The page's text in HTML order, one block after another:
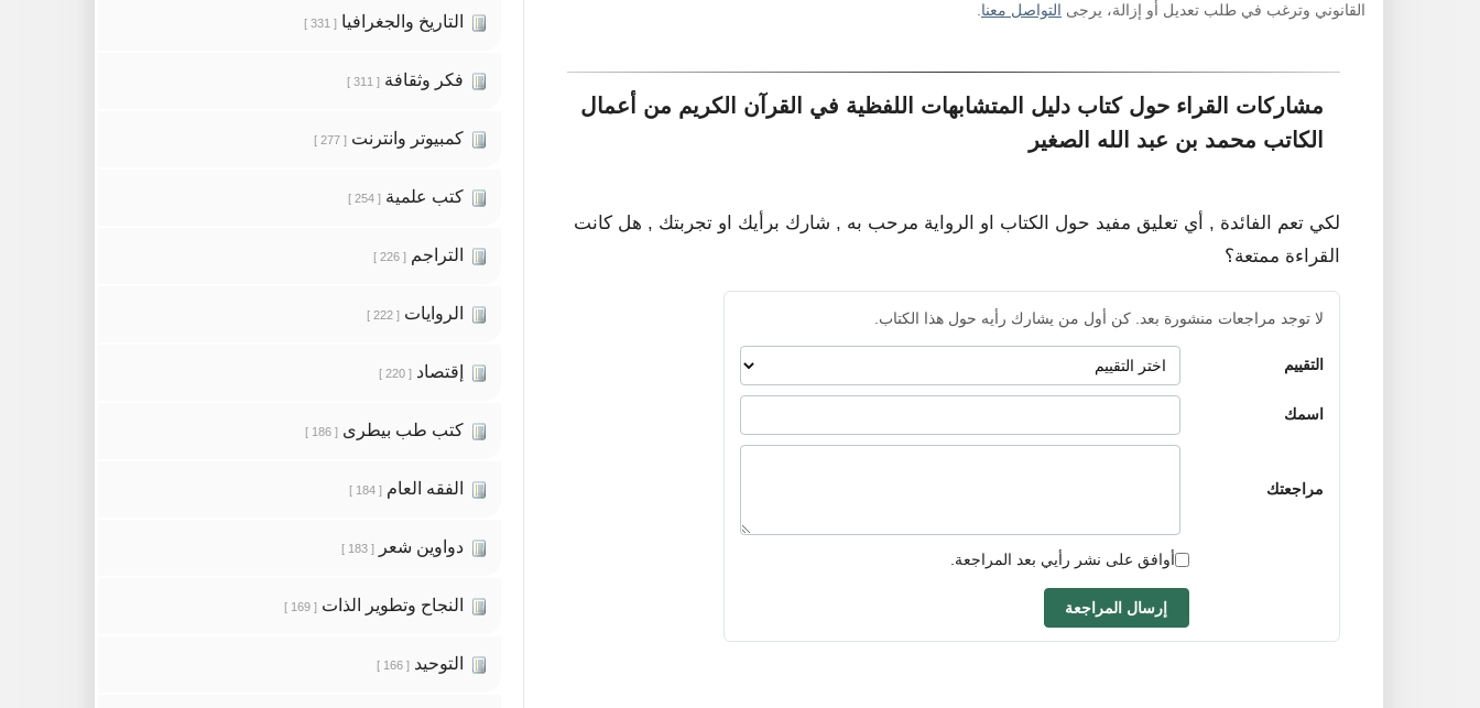
القانوني وترغب في طلب تعديل أو إزالة، يرجى التواصل معنا
مشاركات القراء حول كتاب دليل المتشابهات اللفظية في القرآن الكريم من أعمال
الكاتب محمد بن عبد الله الصغير
لكي تعم الفائدة , أي تعليق مفيد حول الكتاب او الرواية مرحب به , شارك برأيك او تجربتك , هل كانت
القراءة ممتعة؟
لا توجد مراجعات منشورة بعد. كن أول من يشارك رأيه حول هذا الكتاب.
التقييم
اسمك
مراجعتك
أوافق على نشر رأيي بعد المراجعة.
إرسال المراجعة
التاريخ والجغرافيا [ 331 ]
فكر وثقافة [ 311 ]
كمبيوتر وانترنت [ 277 ]
كتب علمية [ 254 ]
التراجم [ 226 ]
الروايات [ 222 ]
إقتصاد [ 220 ]
كتب طب بيطرى [ 186 ]
الفقه العام [ 184 ]
دواوين شعر [ 183 ]
النجاح وتطوير الذات [ 169 ]
التوحيد [ 166 ]